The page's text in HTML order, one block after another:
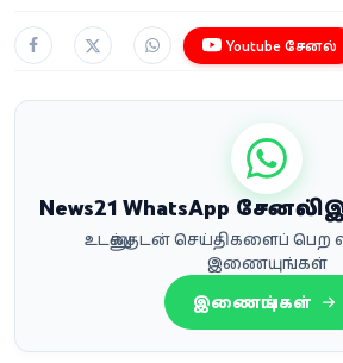
Youtube சேனல்
News21 WhatsApp
உடனுக்குடன் செய்திகளைப்
இணையுங்கள்
இணையுங்கள்